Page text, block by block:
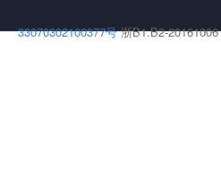
33070302100377号 浙B1.B2-